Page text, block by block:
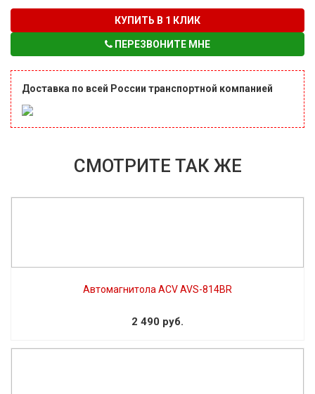
КУПИТЬ В 1 КЛИК
ПЕРЕЗВОНИТЕ МНЕ
Доставка по всей России транспортной компанией
СМОТРИТЕ ТАК ЖЕ
Автомагнитола ACV AVS-814BR
2 490 руб.